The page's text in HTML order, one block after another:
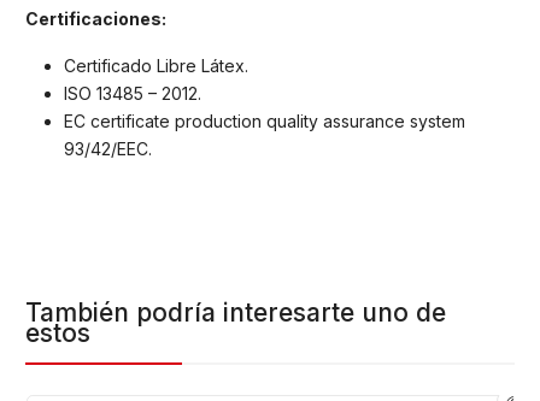
Certificaciones:
Certificado Libre Látex.
ISO 13485 – 2012.
EC certificate production quality assurance system
93/42/EEC.
También podría interesarte uno de
estos